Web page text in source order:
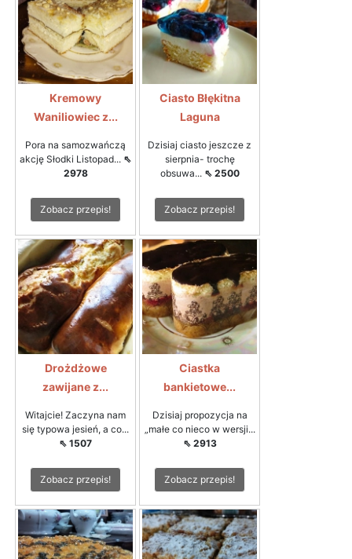
Kremowy
Waniliowiec z...
Pora na samozwańczą
akcję Słodki Listopad... ⇖
2978
Zobacz przepis!
Ciasto Błękitna
Laguna
Dzisiaj ciasto jeszcze z
sierpnia- trochę
obsuwa... ⇖ 2500
Zobacz przepis!
Drożdżowe
zawijane z...
Witajcie! Zaczyna nam
się typowa jesień, a co...
⇖ 1507
Zobacz przepis!
Ciastka
bankietowe...
Dzisiaj propozycja na
„małe co nieco w wersji...
⇖ 2913
Zobacz przepis!